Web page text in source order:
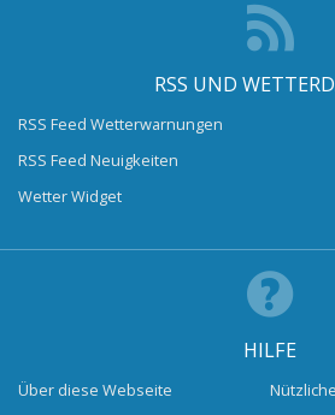
RSS UND
RSS Feed Wetterwarnungen
RSS Feed Neuigkeiten
Wetter Widget
HILFE
Über diese Webseite